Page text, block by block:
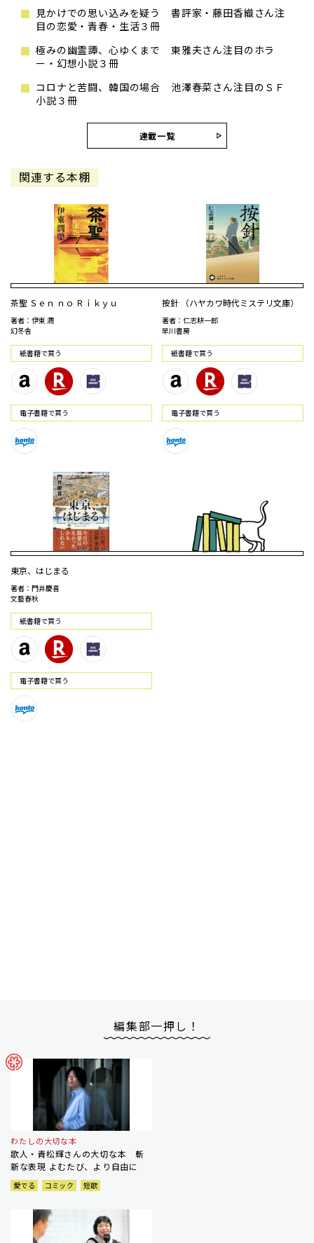
見かけでの思い込みを疑う 書評家・藤田香織さん注
目の恋愛・青春・生活３冊
極みの幽霊譚、心ゆくまで 東雅夫さん注目のホラ
ー・幻想小説３冊
コロナと苦闘、韓国の場合 池澤春菜さん注目のＳＦ
小説３冊
連載一覧
関連する本棚
茶聖 Ｓｅｎ ｎｏ Ｒｉｋｙｕ
著者：伊東 潤
幻冬舎
紙書籍で買う
電⼦書籍で買う
按針 （ハヤカワ時代ミステリ文庫）
著者：仁志耕一郎
早川書房
紙書籍で買う
電⼦書籍で買う
東京、はじまる
著者：門井慶喜
文藝春秋
紙書籍で買う
電⼦書籍で買う
編集部一押し！
わたしの大切な本
歌人・青松輝さんの大切な本 斬
新な表現 よむたび、より自由に
愛でる コミック 短歌